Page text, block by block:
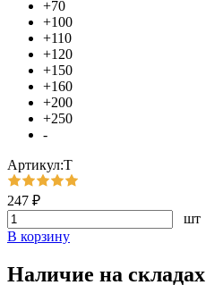
+70
+100
+110
+120
+150
+160
+200
+250
-
Артикул:Т
247 ₽
шт
В корзину
Наличие на складах